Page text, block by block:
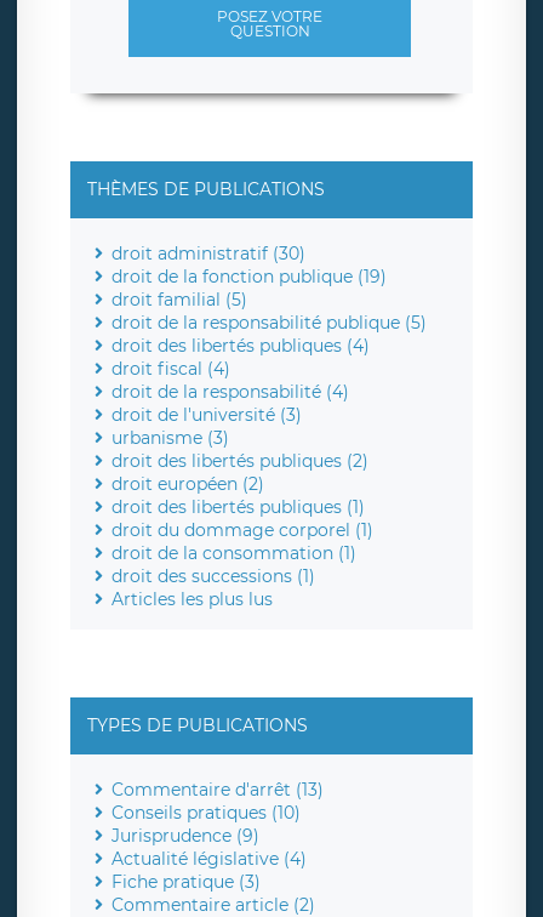
POSEZ VOTRE
QUESTION
THÈMES DE PUBLICATIONS
droit administratif (30)
droit de la fonction publique (19)
droit familial (5)
droit de la responsabilité publique (5)
droit des libertés publiques (4)
droit fiscal (4)
droit de la responsabilité (4)
droit de l'université (3)
urbanisme (3)
droit des libertés publiques (2)
droit européen (2)
droit des libertés publiques (1)
droit du dommage corporel (1)
droit de la consommation (1)
droit des successions (1)
Articles les plus lus
TYPES DE PUBLICATIONS
Commentaire d'arrêt (13)
Conseils pratiques (10)
Jurisprudence (9)
Actualité législative (4)
Fiche pratique (3)
Commentaire article (2)